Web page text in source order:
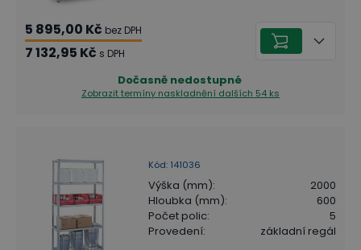
5 895,00 Kč bez DPH
7 132,95 Kč s DPH
Dočasně nedostupné
Zobrazit termíny naskladnění dalších 54 ks
Kód: 141036
Výška (mm):
2000
Hloubka (mm):
600
Počet polic:
5
Provedení: základní regál